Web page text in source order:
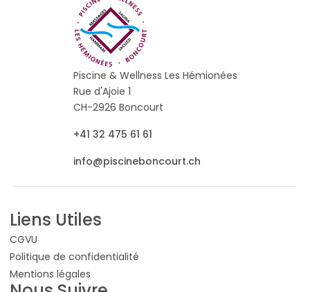
Piscine & Wellness Les Hémionées
Rue d'Ajoie 1
CH-2926 Boncourt
+41 32 475 61 61
info@piscineboncourt.ch
Liens Utiles
CGVU
Politique de confidentialité
Mentions légales